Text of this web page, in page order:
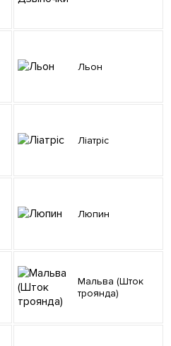
Льон
Ліатріс
Люпин
Мальва (Шток
троянда)